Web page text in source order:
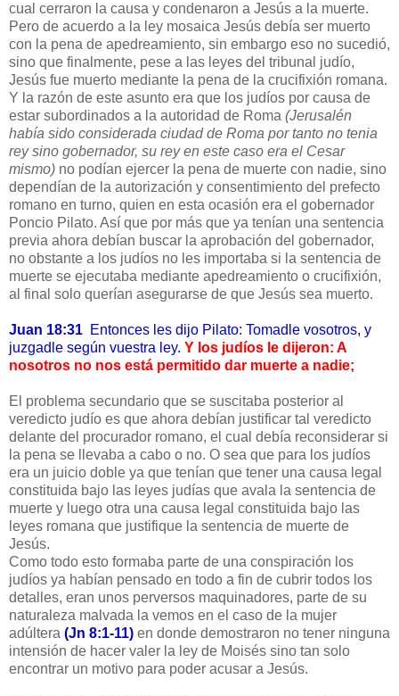
cual cerraron la causa y condenaron a Jesús a la muerte.
Pero de acuerdo a la ley mosaica Jesús debía ser muerto
con la pena de apedreamiento, sin embargo eso no sucedió,
sino que finalmente, pese a las leyes del tribunal judío,
Jesús fue muerto mediante la pena de la crucifixión romana.
Y la razón de este asunto era que los judíos por causa de
estar subordinados a la autoridad de Roma (Jerusalén
había sido considerada ciudad de Roma por tanto no tenia
rey sino gobernador, su rey en este caso era el Cesar
mismo) no podían ejercer la pena de muerte con nadie, sino
dependían de la autorización y consentimiento del prefecto
romano en turno, quien en esta ocasión era el gobernador
Poncio Pilato. Así que por más que ya tenían una sentencia
previa ahora debían buscar la aprobación del gobernador,
no obstante a los judíos no les importaba si la sentencia de
muerte se ejecutaba mediante apedreamiento o crucifixión,
al final solo querían asegurarse de que Jesús sea muerto.
Juan 18:31 Entonces les dijo Pilato: Tomadle vosotros, y
juzgadle según vuestra ley. Y los judíos le dijeron: A
nosotros no nos está permitido dar muerte a nadie;
El problema secundario que se suscitaba posterior al
veredicto judío es que ahora debían justificar tal veredicto
delante del procurador romano, el cual debía reconsiderar si
la pena se llevaba a cabo o no. O sea que para los judíos
era un juicio doble ya que tenían que tener una causa legal
constituida bajo las leyes judías que avala la sentencia de
muerte y luego otra una causa legal constituida bajo las
leyes romana que justifique la sentencia de muerte de
Jesús.
Como todo esto formaba parte de una conspiración los
judíos ya habían pensado en todo a fin de cubrir todos los
detalles, eran unos perversos maquinadores, parte de su
naturaleza malvada la vemos en el caso de la mujer
adúltera (Jn 8:1-11) en donde demostraron no tener ninguna
intensión de hacer valer la ley de Moisés sino tan solo
encontrar un motivo para poder acusar a Jesús.